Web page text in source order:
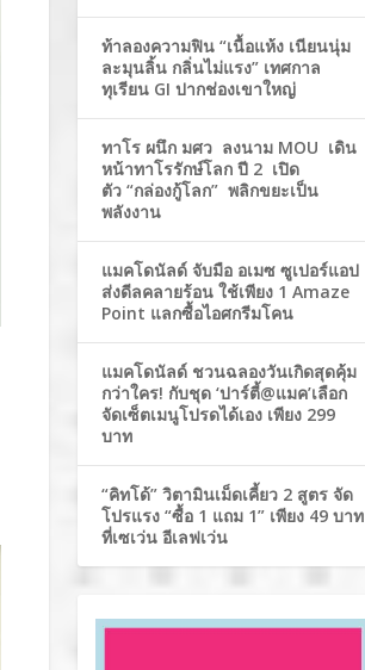
ท้าลองความฟิน “เนื้อแห้ง เนียนนุ่ม
ละมุนลิ้น กลิ่นไม่แรง” เทศกาล
ทุเรียน GI ปากช่องเขาใหญ่
ทาโร ผนึก มศว ลงนาม MOU เดิน
หน้าทาโรรักษ์โลก ปี 2 เปิด
ตัว “กล่องกู้โลก” พลิกขยะเป็น
พลังงาน
แมคโดนัลด์ จับมือ อเมซ ซูเปอร์แอป
ส่งดีลคลายร้อน ใช้เพียง 1 Amaze
Point แลกซื้อไอศกรีมโคน
แมคโดนัลด์ ชวนฉลองวันเกิดสุดคุ้ม
กว่าใคร! กับชุด ‘ปาร์ตี้@แมค’เลือก
จัดเซ็ตเมนูโปรดได้เอง เพียง 299
บาท
“คิทโด้” วิตามินเม็ดเคี้ยว 2 สูตร จัด
โปรแรง “ซื้อ 1 แถม 1” เพียง 49 บาท
ที่เซเว่น อีเลฟเว่น